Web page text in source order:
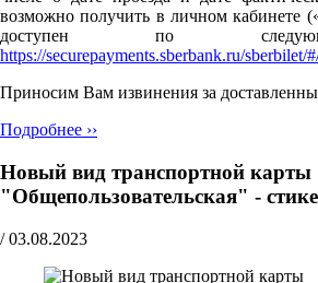
возможно получить в личном кабинете
доступен по
https://securepayments.sberbank.ru/sberbilet/
Приносим Вам извинения за
Подробнее ››
Новый вид транспортной карты
"Общепользовательская" -
/ 03.08.2023